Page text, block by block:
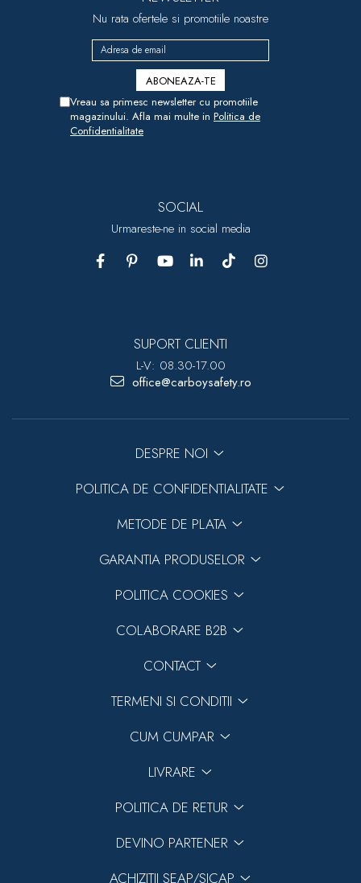
Nu rata ofertele si promotiile noastre
Vreau sa primesc newsletter cu promotiile
magazinului. Afla mai multe in Politica de
Confidentialitate
SOCIAL
Urmareste-ne in social media
SUPORT CLIENTI
L-V: 08.30-17.00
office@carboysafety.ro
DESPRE NOI
POLITICA DE CONFIDENTIALITATE
METODE DE PLATA
GARANTIA PRODUSELOR
POLITICA COOKIES
COLABORARE B2B
CONTACT
TERMENI SI CONDITII
CUM CUMPAR
LIVRARE
POLITICA DE RETUR
DEVINO PARTENER
ACHIZITII SEAP/SICAP